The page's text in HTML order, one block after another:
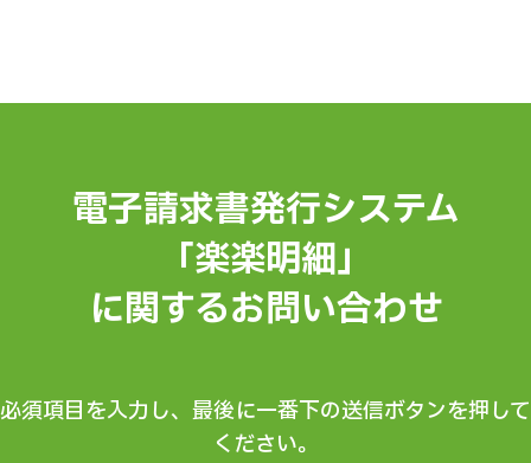
電子請求書発行システム
「楽楽明細」
に関するお問い合わせ
必須項目を入力し、最後に一番下の送信ボタンを押して
ください。